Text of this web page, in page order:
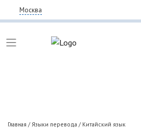
Москва
Главная /Языки перевода / Китайский язык